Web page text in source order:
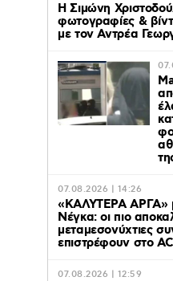
Η Σιμώνη
φωτογραφίες &
με τον Αντρέα
07.08.2026 | 14:26
«ΚΑΛΥΤΕΡΑ ΑΡΓΑ»
Νέγκα: οι πιο
μεταμεσονύχτιες
επιστρέφουν στο
07.08.2026 | 12:59